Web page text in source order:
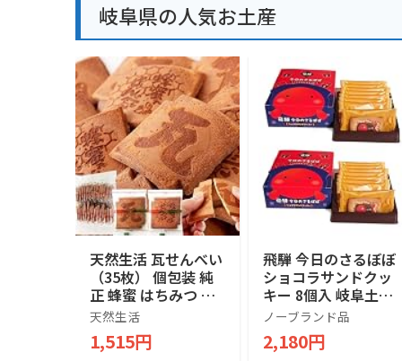
岐阜県の人気お土産
天然生活 瓦せんべい
（35枚） 個包装 純
正 蜂蜜 はちみつ 煎
餅 おやつ おつまみ
八百津町 お徳用 お
土産 おみやげ
天然生活
1,515円
飛騨 今日のさるぼぼ
ショコラサンドクッ
キー 8個入 岐阜土産
さるぼぼ (2箱)
ノーブランド品
2,180円